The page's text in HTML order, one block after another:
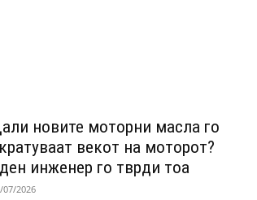
новите моторни масла го
векот на моторот?
инженер го тврди тоа
07/2026